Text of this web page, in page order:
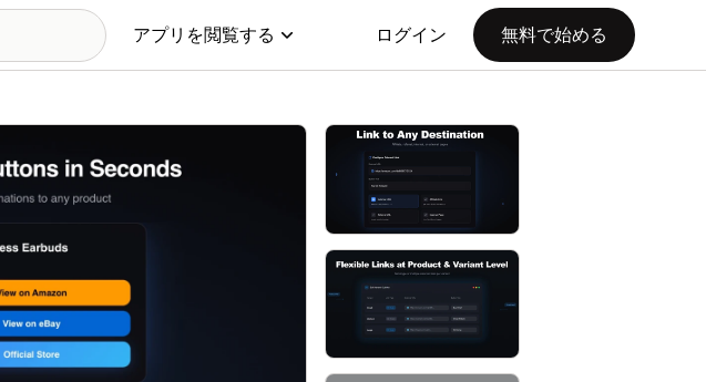
アプリを閲覧する ログイン 無料で始める